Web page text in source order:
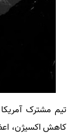
کاهش اکسیژن،